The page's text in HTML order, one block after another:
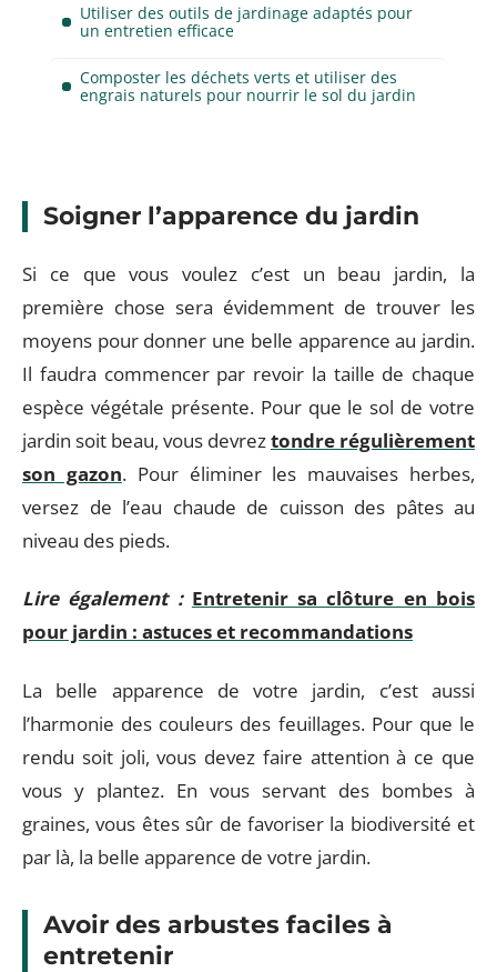
Utiliser des outils de jardinage adaptés pour
un entretien efficace
Composter les déchets verts et utiliser des
engrais naturels pour nourrir le sol du jardin
Soigner l’apparence du jardin
Si ce que vous voulez c’est un beau jardin, la
première chose sera évidemment de trouver les
moyens pour donner une belle apparence au jardin.
Il faudra commencer par revoir la taille de chaque
espèce végétale présente. Pour que le sol de votre
jardin soit beau, vous devreztondre régulièrement
son gazon. Pour éliminer les mauvaises herbes,
versez de l’eau chaude de cuisson des pâtes au
niveau des pieds.
Lire également : Entretenir sa clôture en bois
pour jardin : astuces et recommandations
La belle apparence de votre jardin, c’est aussi
l’harmonie des couleurs des feuillages. Pour que le
rendu soit joli, vous devez faire attention à ce que
vous y plantez. En vous servant des bombes à
graines, vous êtes sûr de favoriser la biodiversité et
par là, la belle apparence de votre jardin.
Avoir des arbustes faciles à
entretenir